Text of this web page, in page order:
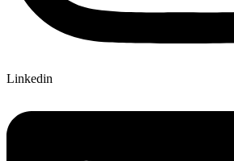
Linkedin